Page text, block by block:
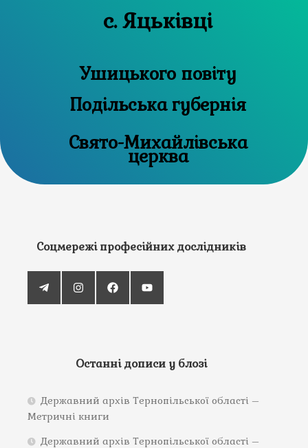
с. Яцьківці
Ушицького повіту
Подільська губернія
Свято-Михайлівська
церква
Соцмережі професійних дослідників
Останні дописи у блозі
Державний архів Тернопільської області –
Метричні книги
Державний архів Тернопільської області –